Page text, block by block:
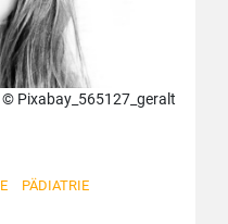
© Pixabay_565127_geralt
PÄDIATRIE